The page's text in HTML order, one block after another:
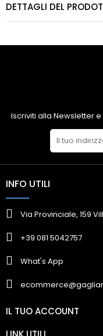
DETTAGLI DEL
Iscriviti alla Newsletter
INFO UTILI
Via Provinciale, 159
+39 081 5042757
What's App
IL TUO ACCOUNT